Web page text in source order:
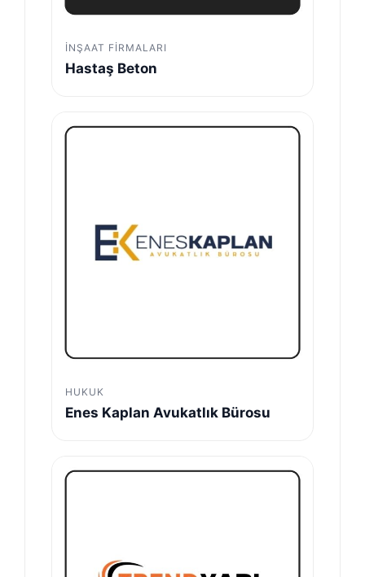
İNŞAAT FIRMALARI
Hastaş Beton
HUKUK
Enes Kaplan Avukatlık Bürosu